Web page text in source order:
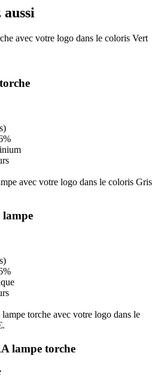
lampe torche